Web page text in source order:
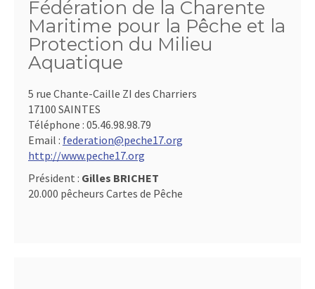
Fédération de la Charente
Maritime pour la Pêche et la
Protection du Milieu
Aquatique
5 rue Chante-Caille ZI des Charriers
17100 SAINTES
Téléphone : 05.46.98.98.79
Email : federation@peche17.org
http://www.peche17.org
Président : Gilles BRICHET
20.000 pêcheurs Cartes de Pêche